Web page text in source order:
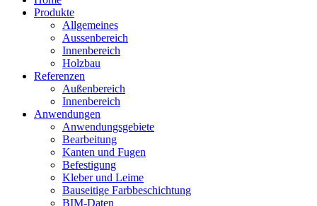
Produkte
Allgemeines
Aussenbereich
Innenbereich
Holzbau
Referenzen
Außenbereich
Innenbereich
Anwendungen
Anwendungsgebiete
Bearbeitung
Kanten und Fugen
Befestigung
Kleber und Leime
Bauseitige Farbbeschichtung
BIM-Daten